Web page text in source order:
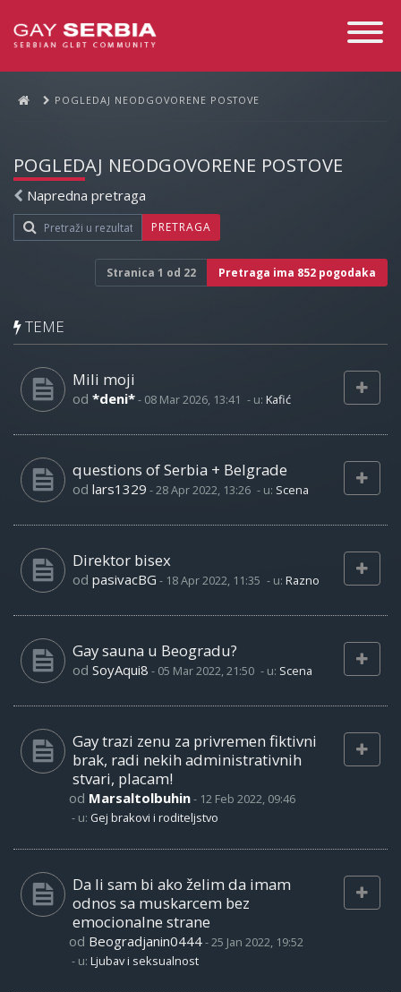
Toggle
POGLEDAJ NEODGOVORENE POSTOVE
POGLEDAJ NEODGOVORENE POSTOVE
Napredna pretraga
PRETRAGA
Stranica 1 od 22 Pretraga ima 852 pogodaka
TEME
Mili moji
od *deni*- 08 Mar 2026, 13:41 - u: Kafić
questions of Serbia + Belgrade
od lars1329 -28 Apr 2022, 13:26 - u: Scena
Direktor bisex
od pasivacBG - 18 Apr 2022, 11:35 - u: Razno
Gay sauna u Beogradu?
od SoyAqui8 - 05 Mar 2022, 21:50 - u: Scena
Gay trazi zenu za privremen fiktivni
brak, radi nekih administrativnih
stvari, placam!
od Marsaltolbuhin- 12 Feb 2022, 09:46
- u: Gej brakovi i roditeljstvo
Da li sam bi ako želim da imam
odnos sa muskarcem bez
emocionalne strane
od Beogradjanin0444-25 Jan 2022, 19:52
- u: Ljubav i seksualnost